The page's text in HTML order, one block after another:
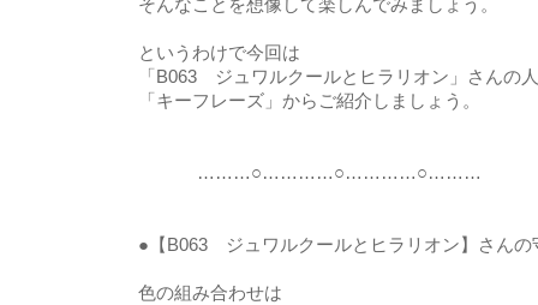
そんなことを想像して楽しんでみましょう。
というわけで今回は
「B063 ジュワルクールとヒラリオン」さんの
「キーフレーズ」からご紹介しましょう。
………○…………○…………○………
●【B063 ジュワルクールとヒラリオン】さんの
色の組み合わせは